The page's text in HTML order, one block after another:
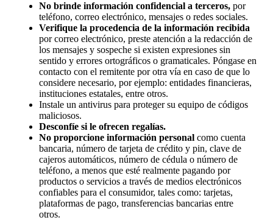
No brinde información confidencial a terceros, por
teléfono, correo electrónico, mensajes o redes sociales.
Verifique la procedencia de la información recibida
por correo electrónico, preste atención a la redacción de
los mensajes y sospeche si existen expresiones sin
sentido y errores ortográficos o gramaticales. Póngase en
contacto con el remitente por otra vía en caso de que lo
considere necesario, por ejemplo: entidades financieras,
instituciones estatales, entre otros.
Instale un antivirus para proteger su equipo de códigos
maliciosos.
Desconfíe si le ofrecen regalías.
No proporcione información personal como cuenta
bancaria, número de tarjeta de crédito y pin, clave de
cajeros automáticos, número de cédula o número de
teléfono, a menos que esté realmente pagando por
productos o servicios a través de medios electrónicos
confiables para el consumidor, tales como: tarjetas,
plataformas de pago, transferencias bancarias entre
otros.